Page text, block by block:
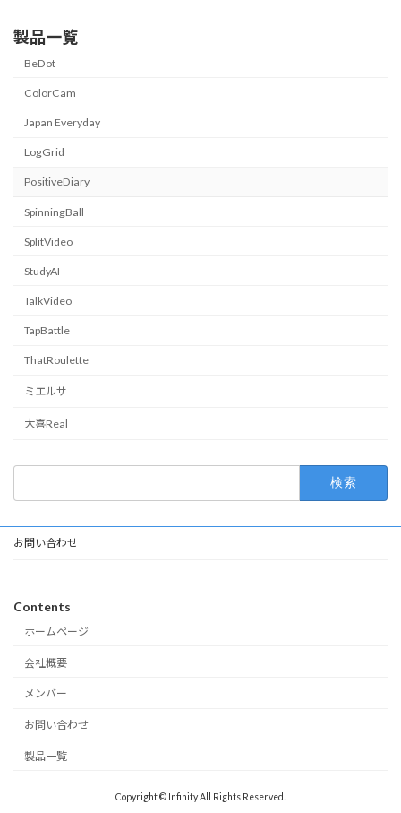
製品一覧
BeDot
ColorCam
Japan Everyday
LogGrid
PositiveDiary
SpinningBall
SplitVideo
StudyAI
TalkVideo
TapBattle
ThatRoulette
ミエルサ
大喜Real
お問い合わせ
Contents
ホームページ
会社概要
メンバー
お問い合わせ
製品一覧
Copyright © Infinity All Rights Reserved.